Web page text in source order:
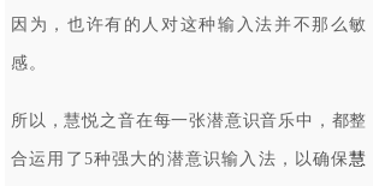
因为，也许有的人对这种输入法并不那么敏
感。
所以，慧悦之音在每一张潜意识音乐中，都整
合运用了5种强大的潜意识输入法，以确保慧